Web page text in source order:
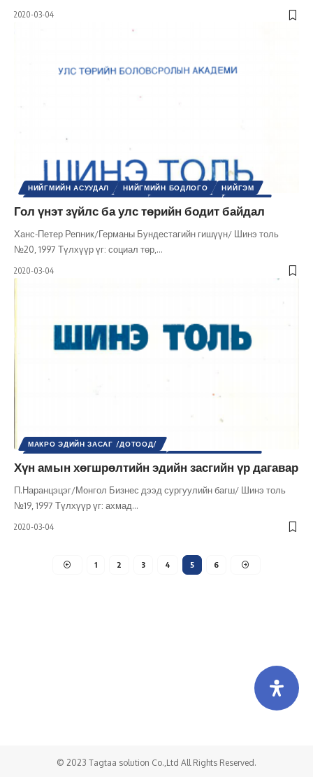
2020-03-04
НИЙГМИЙН АСУУДАЛ НИЙГМИЙН БОДЛОГО
НИЙГЭМ
ХӨГЖЛИЙН БОДЛОГО
ШИНЭ ТОЛЬ СЭТГҮҮЛ ЭДИЙН ЗАСАГ
Гол үнэт зүйлс ба улс төрийн бодит байдал
Ханс-Петер Репник/Германы Бундестагийн гишүүн/ Шинэ толь
№20, 1997 Түлхүүр үг: социал төр, …
2020-03-04
МАКРО ЭДИЙН ЗАСАГ /ДОТООД/
НИЙГЭМ
ШИНЭ ТОЛЬ СЭТГҮҮЛ ЭДИЙН ЗАСАГ
Хүн амын хөгшрөлтийн эдийн засгийн үр дагавар
П.Наранцэцэг/Монгол Бизнес дээд сургуулийн багш/ Шинэ толь
№19, 1997 Түлхүүр үг: ахмад…
2020-03-04
1 2 3 4 5 6
© 2023 Tagtaa solution Co.,Ltd All Rights Reserved.